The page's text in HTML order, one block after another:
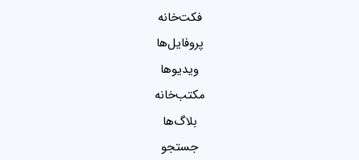
فکت‌خانه
پروفایل‌ها
ویدیو‌ها
مکتب‌خانه
بلاگ‌ها
جستجو